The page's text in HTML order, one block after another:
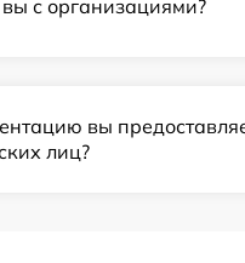
вы с организациями?
вы
лиц?